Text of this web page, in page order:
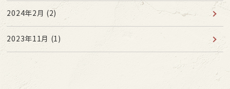
2024年2月 (2)
2023年11月 (1)